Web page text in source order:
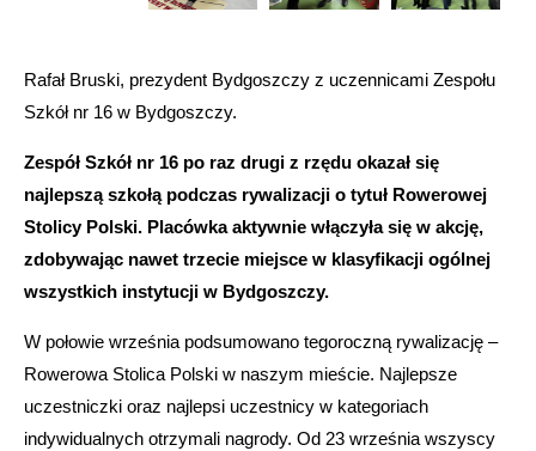
Rafał Bruski, prezydent Bydgoszczy z uczennicami Zespołu
Szkół nr 16 w Bydgoszczy.
Zespół Szkół nr 16 po raz drugi z rzędu okazał się
najlepszą szkołą podczas rywalizacji o tytuł Rowerowej
Stolicy Polski. Placówka aktywnie włączyła się w akcję,
zdobywając nawet trzecie miejsce w klasyfikacji ogólnej
wszystkich instytucji w Bydgoszczy.
W połowie września podsumowano tegoroczną rywalizację –
Rowerowa Stolica Polski w naszym mieście. Najlepsze
uczestniczki oraz najlepsi uczestnicy w kategoriach
indywidualnych otrzymali nagrody. Od 23 września wszyscy